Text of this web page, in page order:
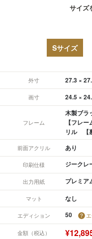
サイズ
Sサイズ
外寸 27.3 ×
画寸 24.5 ×
フレーム
木製ブラ
【フレ
リル 【
前面アクリル あり
印刷仕様 ジークレ
出力用紙 プレミア
マット なし
エディション 50
金額（税込）